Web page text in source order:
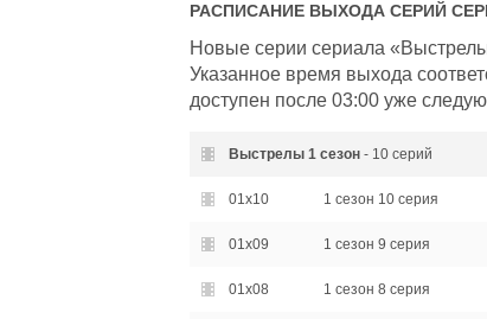
РАСПИСАНИЕ ВЫХОДА СЕРИЙ
Новые серии сериала
Указанное время выхода
доступен после 03:00 уже
Выстрелы 1 сезон- 10 серий
01x10 1 сезон 10 серия
01x09 1 сезон 9 серия
01x08 1 сезон 8 серия